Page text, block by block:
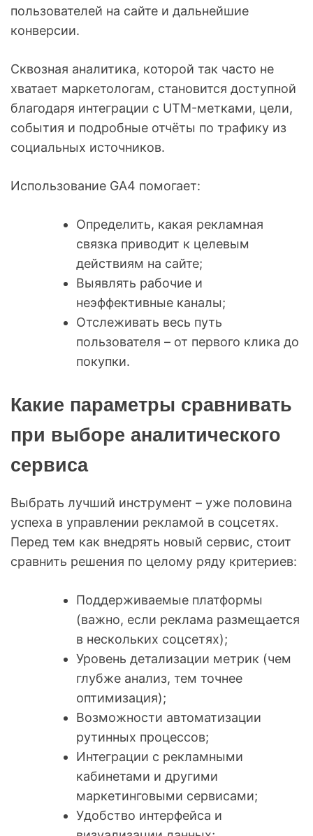
пользователей на сайте и дальнейшие
конверсии.
Сквозная аналитика, которой так часто не
хватает маркетологам, становится доступной
благодаря интеграции с UTM-метками, цели,
события и подробные отчёты по трафику из
социальных источников.
Использование GA4 помогает:
Определить, какая рекламная
связка приводит к целевым
действиям на сайте;
Выявлять рабочие и
неэффективные каналы;
Отслеживать весь путь
пользователя – от первого клика до
покупки.
Какие параметры сравнивать
при выборе аналитического
сервиса
Выбрать лучший инструмент – уже половина
успеха в управлении рекламой в соцсетях.
Перед тем как внедрять новый сервис, стоит
сравнить решения по целому ряду критериев:
Поддерживаемые платформы
(важно, если реклама размещается
в нескольких соцсетях);
Уровень детализации метрик (чем
глубже анализ, тем точнее
оптимизация);
Возможности автоматизации
рутинных процессов;
Интеграции с рекламными
кабинетами и другими
маркетинговыми сервисами;
Удобство интерфейса и